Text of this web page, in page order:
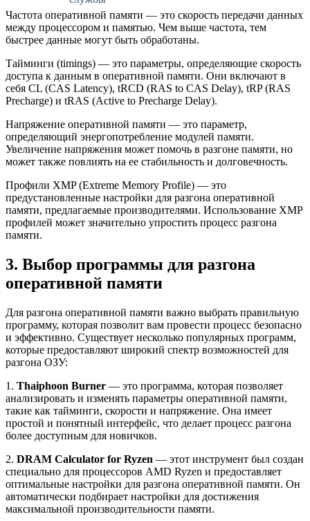
Частота оперативной памяти — это скорость передачи данных
между процессором и памятью. Чем выше частота, тем
быстрее данные могут быть обработаны.
Тайминги (timings) — это параметры, определяющие скорость
доступа к данным в оперативной памяти. Они включают в
себя CL (CAS Latency), tRCD (RAS to CAS Delay), tRP (RAS
Precharge) и tRAS (Active to Precharge Delay).
Напряжение оперативной памяти — это параметр,
определяющий энергопотребление модулей памяти.
Увеличение напряжения может помочь в разгоне памяти, но
может также повлиять на ее стабильность и долговечность.
Профили XMP (Extreme Memory Profile) — это
предустановленные настройки для разгона оперативной
памяти, предлагаемые производителями. Использование XMP
профилей может значительно упростить процесс разгона
памяти.
3. Выбор программы для разгона
оперативной памяти
Для разгона оперативной памяти важно выбрать правильную
программу, которая позволит вам провести процесс безопасно
и эффективно. Существует несколько популярных программ,
которые предоставляют широкий спектр возможностей для
разгона ОЗУ:
1. Thaiphoon Burner — это программа, которая позволяет
анализировать и изменять параметры оперативной памяти,
такие как тайминги, скорости и напряжение. Она имеет
простой и понятный интерфейс, что делает процесс разгона
более доступным для новичков.
2. DRAM Calculator for Ryzen — этот инструмент был создан
специально для процессоров AMD Ryzen и предоставляет
оптимальные настройки для разгона оперативной памяти. Он
автоматически подбирает настройки для достижения
максимальной производительности памяти.